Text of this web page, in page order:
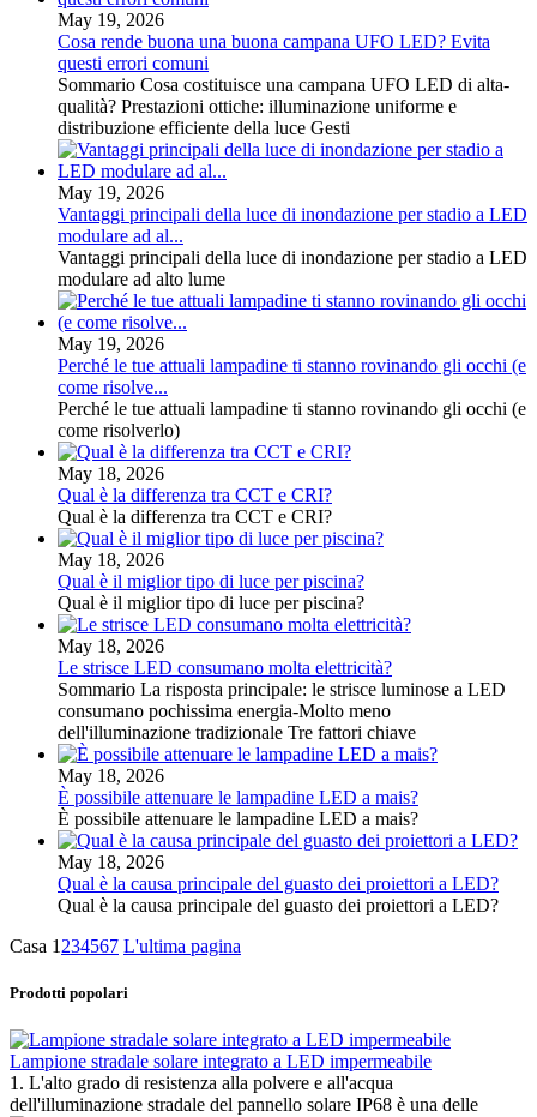
May 19, 2026
Cosa rende buona una buona campana UFO LED? Evita
questi errori comuni
Sommario Cosa costituisce una campana UFO LED di alta-
qualità? Prestazioni ottiche: illuminazione uniforme e
distribuzione efficiente della luce Gesti
May 19, 2026
Vantaggi principali della luce di inondazione per stadio a LED
modulare ad al...
Vantaggi principali della luce di inondazione per stadio a LED
modulare ad alto lume
May 19, 2026
Perché le tue attuali lampadine ti stanno rovinando gli occhi (e
come risolve...
Perché le tue attuali lampadine ti stanno rovinando gli occhi (e
come risolverlo)
May 18, 2026
Qual è la differenza tra CCT e CRI?
Qual è la differenza tra CCT e CRI?
May 18, 2026
Qual è il miglior tipo di luce per piscina?
Qual è il miglior tipo di luce per piscina?
May 18, 2026
Le strisce LED consumano molta elettricità?
Sommario La risposta principale: le strisce luminose a LED
consumano pochissima energia-Molto meno
dell'illuminazione tradizionale Tre fattori chiave
May 18, 2026
È possibile attenuare le lampadine LED a mais?
È possibile attenuare le lampadine LED a mais?
May 18, 2026
Qual è la causa principale del guasto dei proiettori a LED?
Qual è la causa principale del guasto dei proiettori a LED?
Casa 1 234567 L'ultima pagina
Prodotti popolari
Lampione stradale solare integrato a LED impermeabile
1. L'alto grado di resistenza alla polvere e all'acqua
dell'illuminazione stradale del pannello solare IP68 è una delle